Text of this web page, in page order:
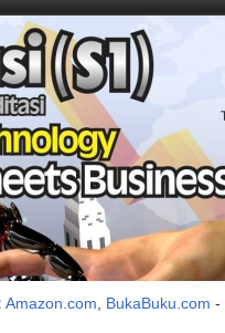
Amazon.com BukaBuku.com -